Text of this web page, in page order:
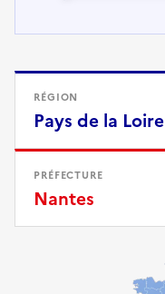
RÉGION
Pays de la Loire
PRÉFECTURE
Nantes